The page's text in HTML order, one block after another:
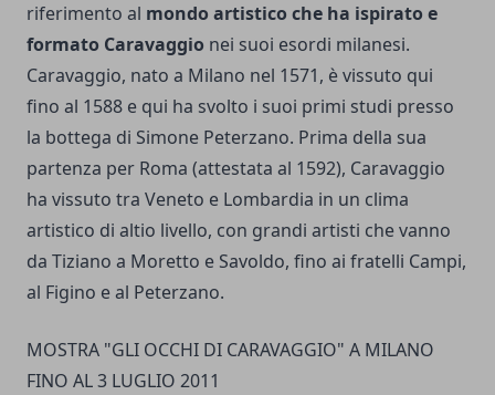
riferimento al mondo artistico che ha ispirato e
formato Caravaggio nei suoi esordi milanesi.
Caravaggio, nato a Milano nel 1571, è vissuto qui
fino al 1588 e qui ha svolto i suoi primi studi presso
la bottega di Simone Peterzano. Prima della sua
partenza per Roma (attestata al 1592), Caravaggio
ha vissuto tra Veneto e Lombardia in un clima
artistico di altio livello, con grandi artisti che vanno
da Tiziano a Moretto e Savoldo, fino ai fratelli Campi,
al Figino e al Peterzano.
MOSTRA "GLI OCCHI DI CARAVAGGIO" A MILANO
FINO AL 3 LUGLIO 2011